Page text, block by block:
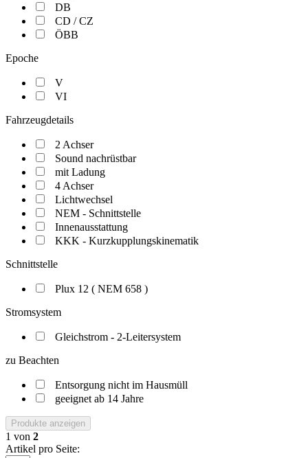
DB
CD / CZ
ÖBB
Epoche
V
VI
Fahrzeugdetails
2 Achser
Sound nachrüstbar
mit Ladung
4 Achser
Lichtwechsel
NEM - Schnittstelle
Innenausstattung
KKK - Kurzkupplungskinematik
Schnittstelle
Plux 12 ( NEM 658 )
Stromsystem
Gleichstrom - 2-Leitersystem
zu Beachten
Entsorgung nicht im Hausmüll
geeignet ab 14 Jahre
Produkte anzeigen
1 von 2
Artikel pro Seite: